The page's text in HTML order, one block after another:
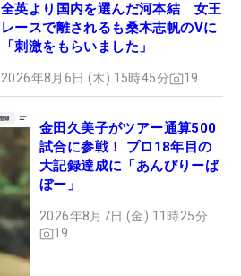
全英より国内を選んだ河本結 女王
レースで離されるも桑木志帆のVに
「刺激をもらいました」
2026年8月6日 (木) 15時45分 19
金田久美子がツアー通算500
試合に参戦！ プロ18年目の
大記録達成に「あんびりーば
ぼー」
2026年8月7日 (金) 11時25分
19